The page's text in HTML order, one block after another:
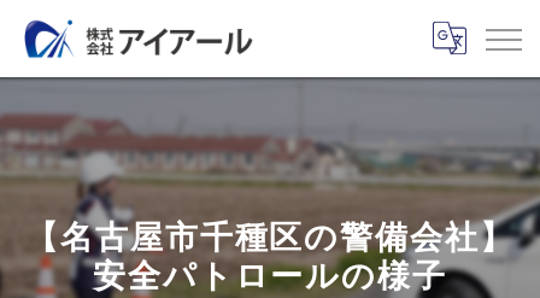
【名古屋市千種区の警備会社】
安全パトロールの様子